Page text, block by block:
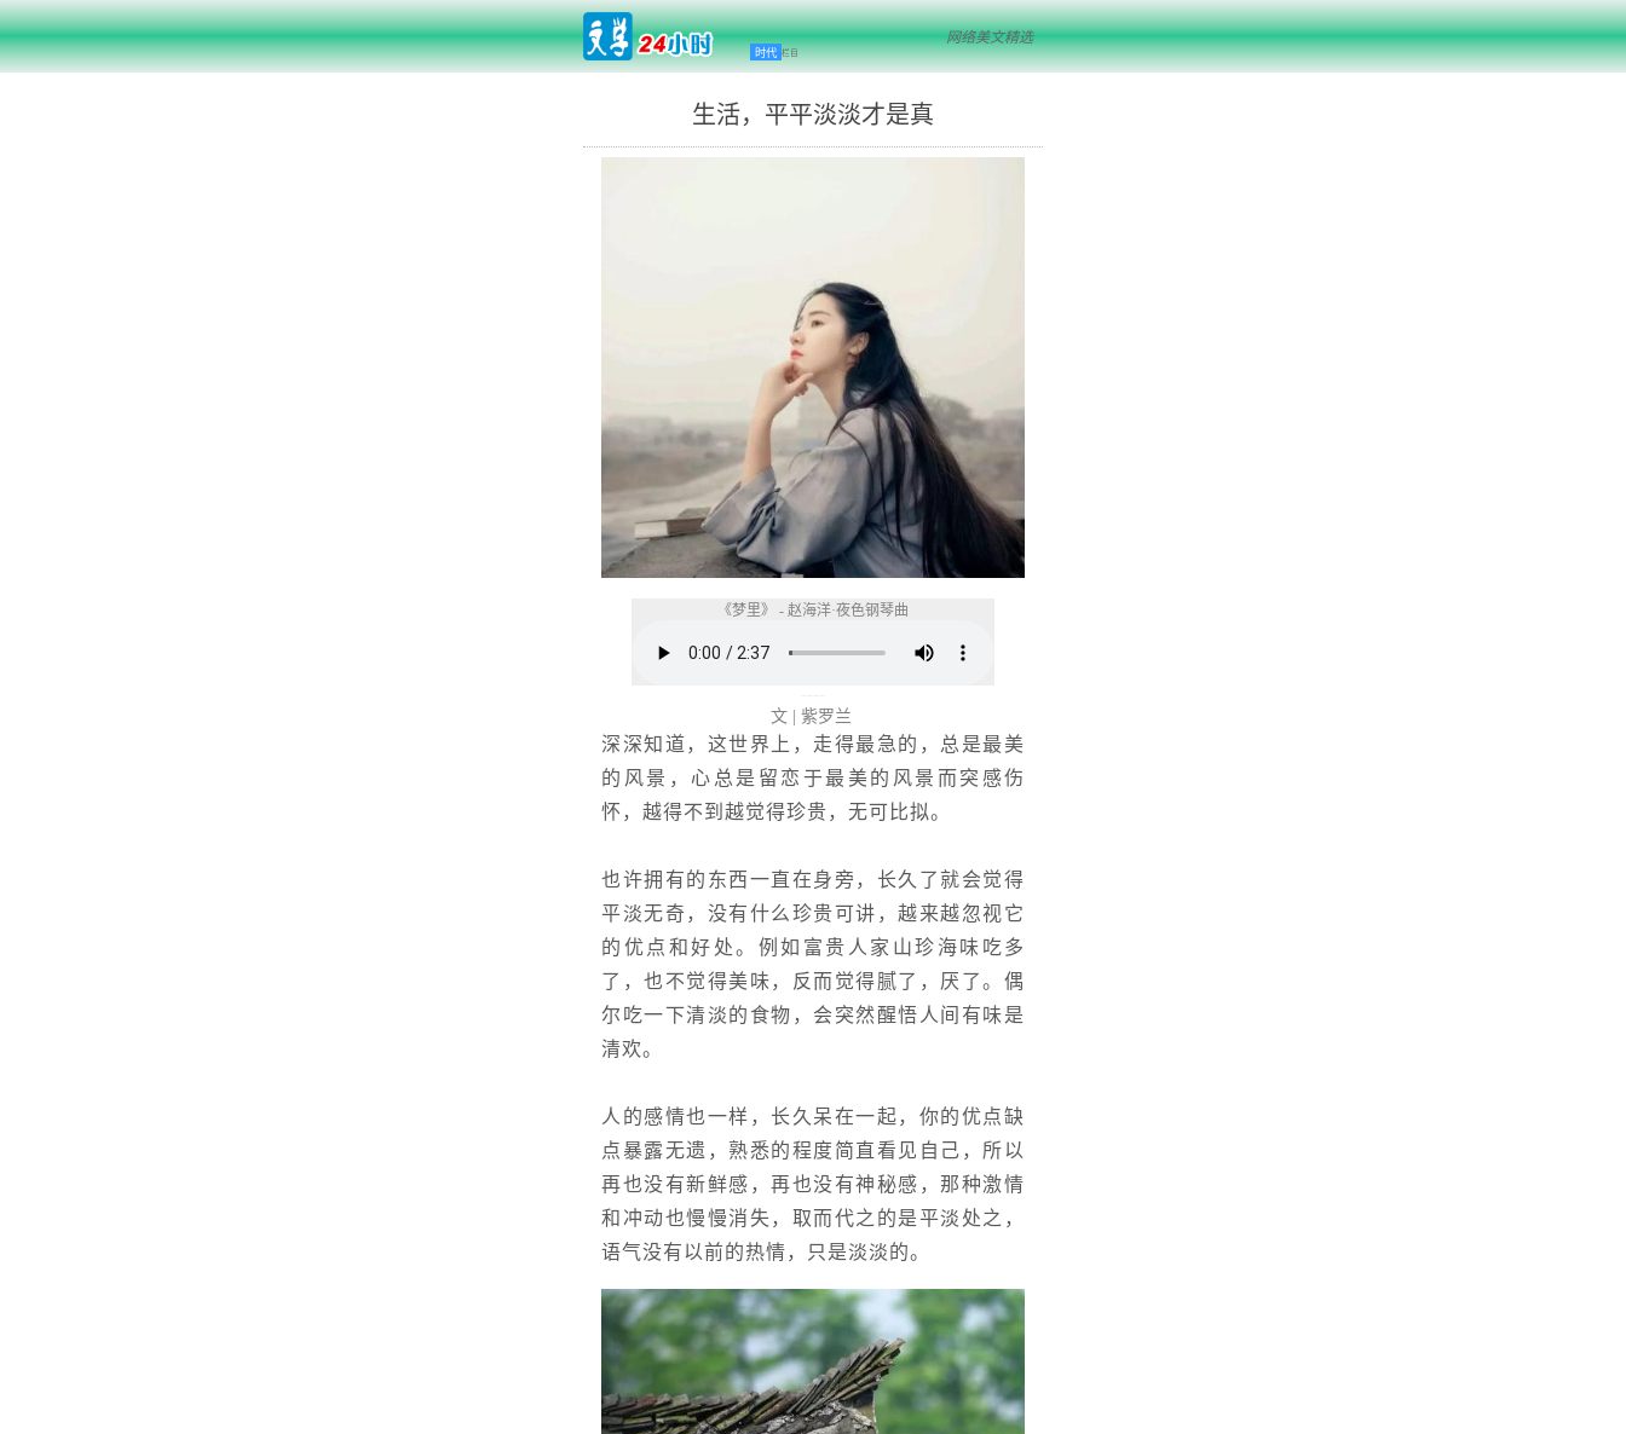
时代 栏目
网络美文精选
生活，平平淡淡才是真
《梦里》 - 赵海洋·夜色钢琴曲
文 | 紫罗兰
深深知道，这世界上，走得最急的，总是最美
的风景，心总是留恋于最美的风景而突感伤
怀，越得不到越觉得珍贵，无可比拟。
也许拥有的东西一直在身旁，长久了就会觉得
平淡无奇，没有什么珍贵可讲，越来越忽视它
的优点和好处。例如富贵人家山珍海味吃多
了，也不觉得美味，反而觉得腻了，厌了。偶
尔吃一下清淡的食物，会突然醒悟人间有味是
清欢。
人的感情也一样，长久呆在一起，你的优点缺
点暴露无遗，熟悉的程度简直看见自己，所以
再也没有新鲜感，再也没有神秘感，那种激情
和冲动也慢慢消失，取而代之的是平淡处之，
语气没有以前的热情，只是淡淡的。